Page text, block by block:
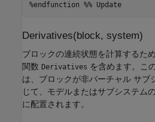
%endfunction %% Update
Derivatives(block, system)
ブロックの連続状態を計算するた
関数 Derivatives を含めます。こ
は、ブロックが非バーチャル サブ
じて、モデルまたはサブシステム
に配置されます。